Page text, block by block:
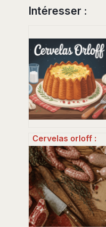
Intéresser :
Cervelas orloff :
recette
gourmande,
astuces de
cuisson et
variantes